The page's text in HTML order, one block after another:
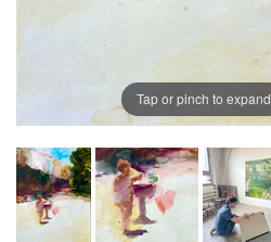
Tap or pinch to expand